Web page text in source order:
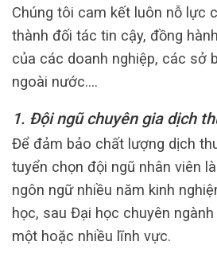
Chúng tôi cam kết luôn nỗ lực
thành đối tác tin cậy, đồng
của các doanh nghiệp, các sở
ngoài nước….
1. Đội ngũ chuyên gia dịch
Để đảm bảo chất lượng dịch
tuyển chọn đội ngũ nhân viên
ngôn ngữ nhiều năm kinh
học, sau Đại học chuyên
một hoặc nhiều lĩnh vực.